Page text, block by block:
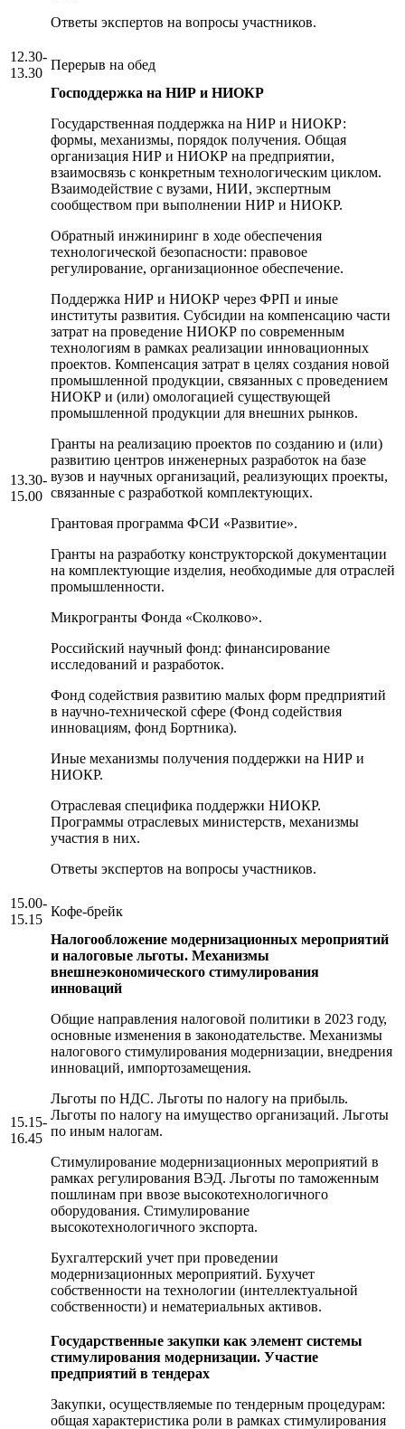
Ответы экспертов на вопросы участников.
12.30-
13.30
Перерыв на обед
13.30-
15.00
Господдержка на НИР и НИОКР
Государственная поддержка на НИР и НИОКР:
формы, механизмы, порядок получения. Общая
организация НИР и НИОКР на предприятии,
взаимосвязь с конкретным технологическим циклом.
Взаимодействие с вузами, НИИ, экспертным
сообществом при выполнении НИР и НИОКР.
Обратный инжиниринг в ходе обеспечения
технологической безопасности: правовое
регулирование, организационное обеспечение.
Поддержка НИР и НИОКР через ФРП и иные
институты развития. Субсидии на компенсацию части
затрат на проведение НИОКР по современным
технологиям в рамках реализации инновационных
проектов. Компенсация затрат в целях создания новой
промышленной продукции, связанных с проведением
НИОКР и (или) омологацией существующей
промышленной продукции для внешних рынков.
Гранты на реализацию проектов по созданию и (или)
развитию центров инженерных разработок на базе
вузов и научных организаций, реализующих проекты,
связанные с разработкой комплектующих.
Грантовая программа ФСИ «Развитие».
Гранты на разработку конструкторской документации
на комплектующие изделия, необходимые для отраслей
промышленности.
Микрогранты Фонда «Сколково».
Российский научный фонд: финансирование
исследований и разработок.
Фонд содействия развитию малых форм предприятий
в научно-технической сфере (Фонд содействия
инновациям, фонд Бортника).
Иные механизмы получения поддержки на НИР и
НИОКР.
Отраслевая специфика поддержки НИОКР.
Программы отраслевых министерств, механизмы
участия в них.
Ответы экспертов на вопросы участников.
15.00-
15.15
Кофе-брейк
15.15-
16.45
Налогообложение модернизационных мероприятий
и налоговые льготы. Механизмы
внешнеэкономического стимулирования
инноваций
Общие направления налоговой политики в 2023 году,
основные изменения в законодательстве. Механизмы
налогового стимулирования модернизации, внедрения
инноваций, импортозамещения.
Льготы по НДС. Льготы по налогу на прибыль.
Льготы по налогу на имущество организаций. Льготы
по иным налогам.
Стимулирование модернизационных мероприятий в
рамках регулирования ВЭД. Льготы по таможенным
пошлинам при ввозе высокотехнологичного
оборудования. Стимулирование
высокотехнологичного экспорта.
Бухгалтерский учет при проведении
модернизационных мероприятий. Бухучет
собственности на технологии (интеллектуальной
собственности) и нематериальных активов.
Государственные закупки как элемент системы
стимулирования модернизации. Участие
предприятий в тендерах
Закупки, осуществляемые по тендерным процедурам:
общая характеристика роли в рамках стимулирования